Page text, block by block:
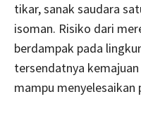
tikar, sanak saudara
isoman. Risiko dari
berdampak pada
tersendatnya
mampu menyelesaikan